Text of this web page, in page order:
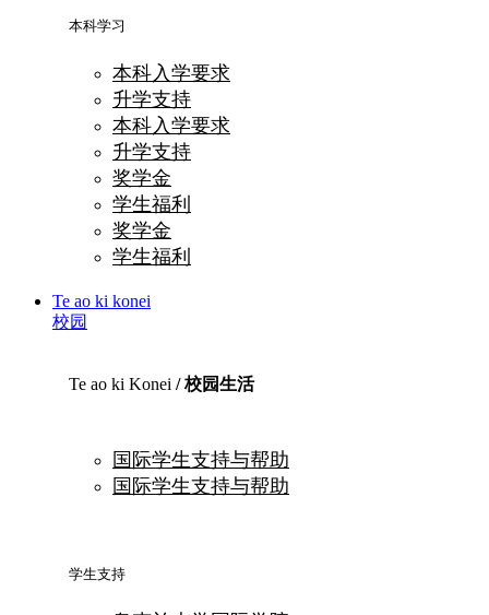
本科学习
本科入学要求
升学支持
本科入学要求
升学支持
奖学金
学生福利
奖学金
学生福利
Te ao ki konei
校园
Te ao ki Konei / 校园生活
国际学生支持与帮助
国际学生支持与帮助
学生支持